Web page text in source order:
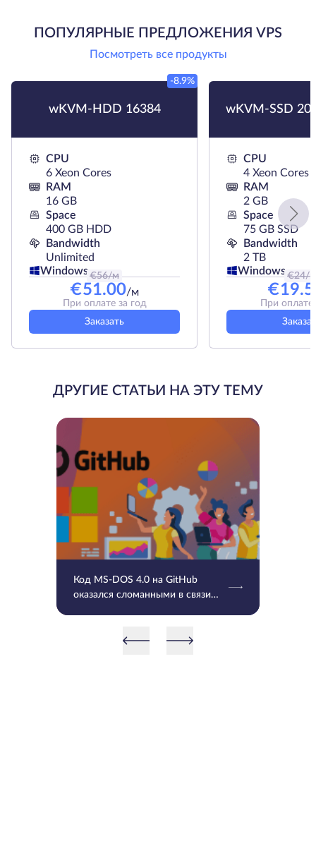
ПОПУЛЯРНЫЕ ПРЕДЛОЖЕНИЯ VPS
Посмотреть все продукты
wKVM-HDD 16384
-8.9%
CPU
6 Xeon Cores
RAM
16 GB
Space
400 GB HDD
Bandwidth
Unlimited
Windows €56/м
€51.00/м
При оплате за год
Заказать
wKVM-SSD
CPU
4 Xeon Cores
RAM
2 GB
Space
75 GB SSD
Bandwidth
2 TB
Windows €24/м
€
При оплате
ДРУГИЕ СТАТЬИ НА ЭТУ ТЕМУ
Код MS-DOS 4.0 на GitHub
оказался сломанными в связи